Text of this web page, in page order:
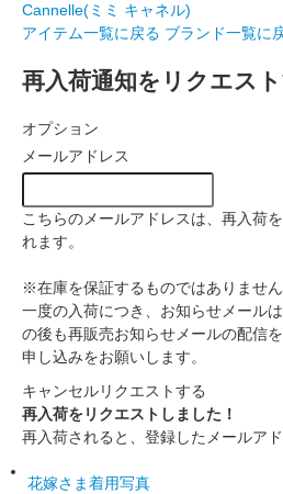
Cannelle(ミミ キャネル)
アイテム一覧に戻る ブランド一覧に
再入荷通知をリクエス
オプション
メールアドレス
こちらのメールアドレスは、再入荷
れます。
※在庫を保証するものではありません
一度の入荷につき、お知らせメール
の後も再販売お知らせメールの配信
申し込みをお願いします。
キャンセルリクエストする
再入荷をリクエストしました！
再入荷されると、登録したメールア
花嫁さま着用写真